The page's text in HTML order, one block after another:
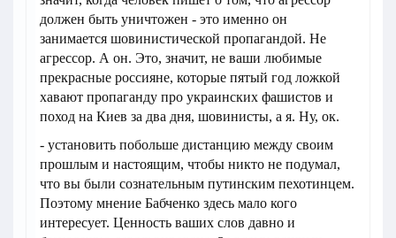
должен быть уничтожен - это именно он
занимается шовинистической пропагандой. Не
агрессор. А он. Это, значит, не ваши любимые
прекрасные россияне, которые пятый год ложкой
хавают пропаганду про украинских фашистов и
поход на Киев за два дня, шовинисты, а я. Ну, ок.
- установить побольше дистанцию между своим
прошлым и настоящим, чтобы никто не подумал,
что вы были сознательным путинским пехотинцем.
Поэтому мнение Бабченко здесь мало кого
интересует. Ценность ваших слов давно и